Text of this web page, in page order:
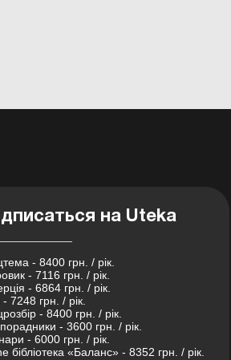
на Uteka
- 8400 грн. / рік.
- 7116 грн. / рік.
- 6864 грн. / рік.
7248 грн. / рік.
- 8400 грн. / рік.
- 3600 грн. / рік.
- 6000 грн. / рік.
бібліотека «Баланс» - 8352 грн. / рік.